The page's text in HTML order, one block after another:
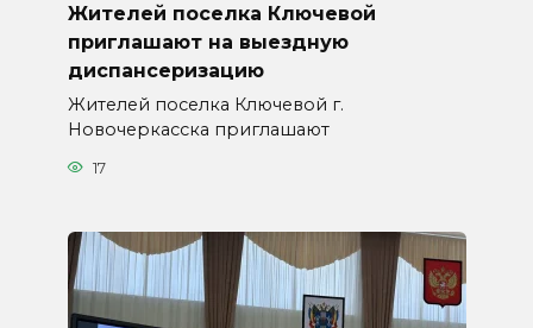
Жителей поселка Ключевой
приглашают на выездную
диспансеризацию
Жителей поселка Ключевой г.
Новочеркасска приглашают
17